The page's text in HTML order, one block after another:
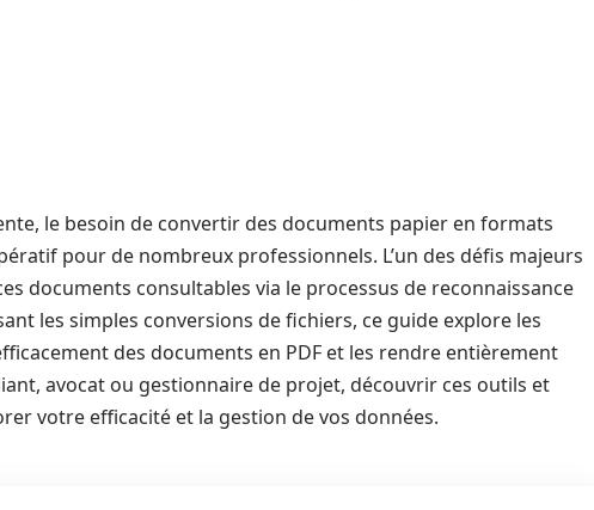
le besoin de convertir des documents papier en formats
pour de nombreux professionnels. L’un des défis majeurs
documents consultables via le processus de reconnaissance
les simples conversions de fichiers, ce guide explore les
des documents en PDF et les rendre entièrement
avocat ou gestionnaire de projet, découvrir ces outils et
votre efficacité et la gestion de vos données.